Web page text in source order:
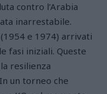
contro l’Arabia
inarrestabile.
e 1974) arrivati
fasi iniziali. Queste
resilienza
un torneo che